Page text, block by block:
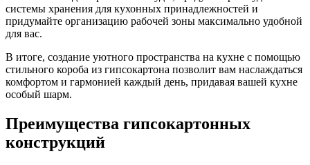
системы хранения для кухонных принадлежностей и
придумайте организацию рабочей зоны максимально удобной
для вас.
В итоге, создание уютного пространства на кухне с помощью
стильного короба из гипсокартона позволит вам наслаждаться
комфортом и гармонией каждый день, придавая вашей кухне
особый шарм.
Преимущества гипсокартонных
конструкций